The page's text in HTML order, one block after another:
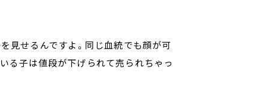
見せるんですよ。同じ血統でも顔が可
る子は値段が下げられて売られちゃっ